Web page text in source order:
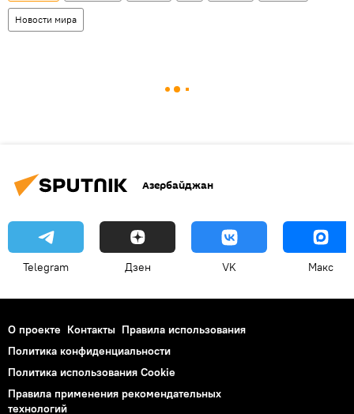
Новости мира
Азербайджан
Telegram Дзен VK Макс
О проекте Контакты Правила использования
Политика конфиденциальности
Политика использования Cookie
Правила применения рекомендательных
технологий